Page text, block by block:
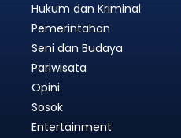
Hukum dan Kriminal
Pemerintahan
Seni dan Budaya
Pariwisata
Opini
Sosok
Entertainment